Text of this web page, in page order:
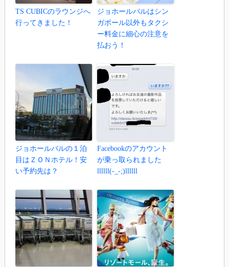
TS CUBICのラウンジへ
行ってきました！
ジョホールバルはシン
ガポール以外もタクシ
ー料金に細心の注意を
払おう！
ジョホールバルの１泊
目はＺＯＮホテル！安
い予約先は？
Facebookのアカウント
が乗っ取られました
llllll(-_-;)llllll